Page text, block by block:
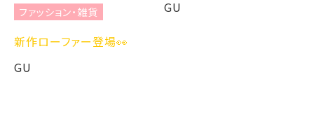
ファッション・雑貨
新作ローファー登場👀
GU
GU